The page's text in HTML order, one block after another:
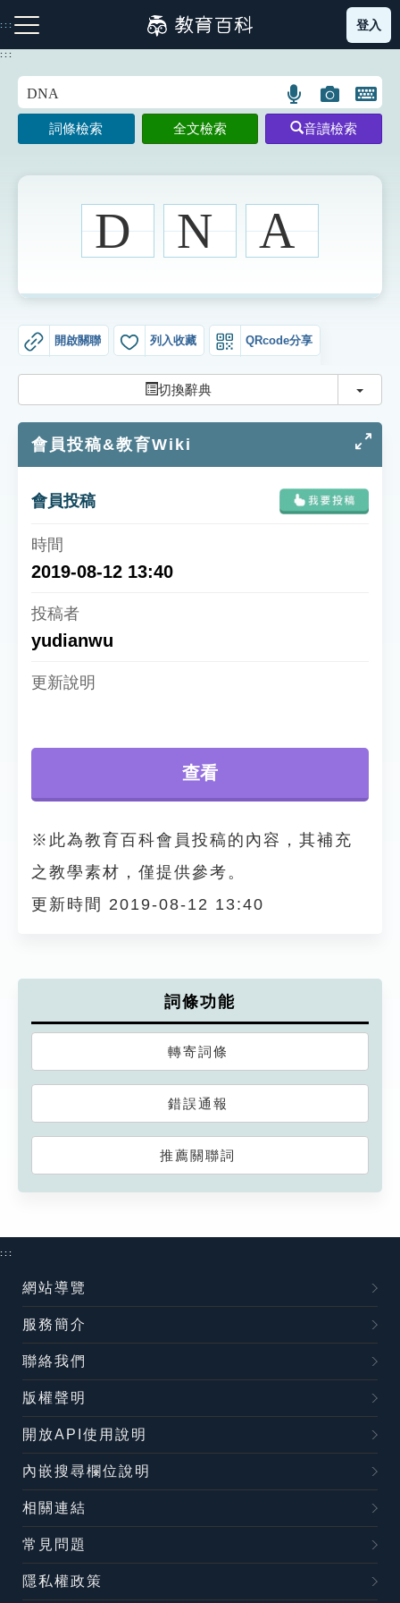
到
主
:::
注音索引圖示 筆畫索引圖示 部首索引表圖示
生字詞彙表
知識索引
遊戲專區
教學應用
登入
:::
語
言
搜
示
圖
片
搜
開
鍵
圖
詞條檢索 全文檢索 音讀檢索
D N A
開啟關聯 列入收藏 QRcode分享
切換辭典 切換
會員投稿&教育Wiki
會員投稿
2019-08-12 13:40
查看
yudianwu
※此為教育百科會員投稿的內容，其補充
之教學素材，僅提供參考。
更新時間 2019-08-12 13:40
詞條功能
轉寄詞條
錯誤通報
推薦關聯詞
:::
網站導覽
服務簡介
聯絡我們
版權聲明
開放API使用說明
內嵌搜尋欄位說明
相關連結
常見問題
隱私權政策